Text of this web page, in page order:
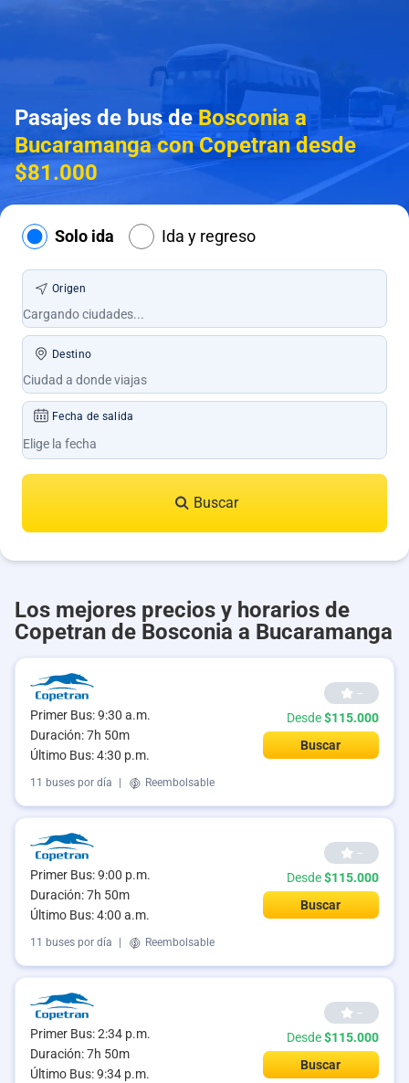
Pasajes de bus deBosconia a
Bucaramanga con Copetran desde
$81.000
Solo ida Ida y regreso
Origen
Destino
Fecha de salida
Buscar
Los mejores precios y horarios de
Copetran de Bosconia a Bucaramanga
Primer Bus: 9:30 a.m.
Duración: 7h 50m
Último Bus: 4:30 p.m.
--
Desde$115.000
Buscar
11 buses por día Reembolsable
Primer Bus: 9:00 p.m.
Duración: 7h 50m
Último Bus: 4:00 a.m.
--
Desde$115.000
Buscar
11 buses por día | Reembolsable
Primer Bus: 2:34 p.m.
Duración: 7h 50m
Último Bus: 9:34 p.m.
--
Desde$115.000
Buscar